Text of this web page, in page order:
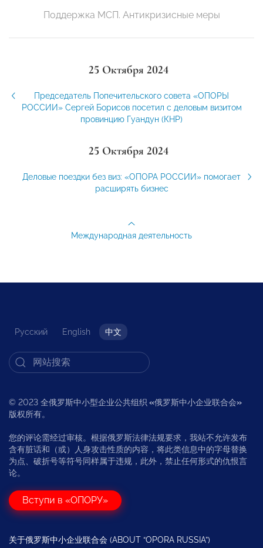
Поддержка МСП. Антикризисные меры
25 Октября 2024
Председатель Попечительского совета «ОПОРЫ
РОССИИ» Сергей Борисов посетил с деловым визитом
провинцию Гуандун (КНР)
25 Октября 2024
Деловые поездки без виз: «ОПОРА РОССИИ» помогает
расширять бизнес
Международная деятельность
Русский English 中文
© 2023 全俄罗斯中小型企业公共组织 «俄罗斯中小企业联合会»
版权所有。
您的评论需经过审核。根据俄罗斯法律法规要求，我站不允许发布
含有脏话和（或）人身攻击性质的内容，将此类信息中的字母替换
为点、破折号等符号同样属于违规，此外，禁止任何形式的仇恨言
论。
Вступи в «ОПОРУ»
关于俄罗斯中小企业联合会 (ABOUT “OPORA RUSSIA”)